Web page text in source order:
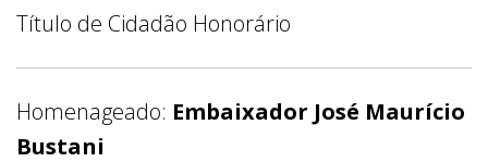
Título de Cidadão Honorário
Homenageado: Embaixador José Maurício
Bustani